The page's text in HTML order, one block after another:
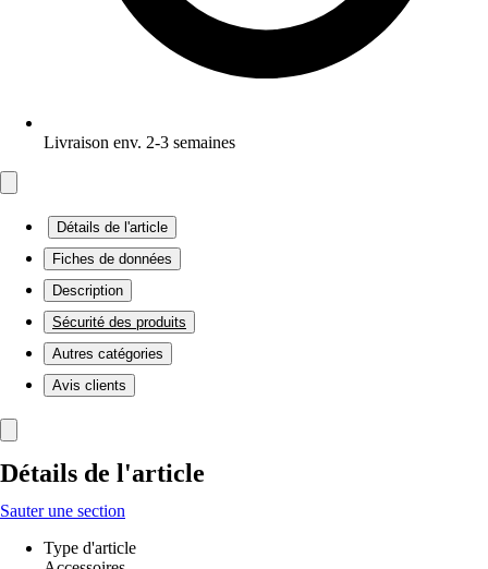
Livraison env. 2-3 semaines
Détails de l'article
Fiches de données
Description
Sécurité des produits
Autres catégories
Avis clients
Détails de l'article
Sauter une section
Type d'article